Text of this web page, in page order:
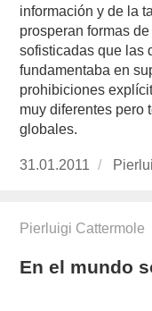
información y de la
prosperan formas
sofisticadas que las
fundamentaba en
prohibiciones
muy diferentes pero
globales.
Publicado
31.01.2011
Pierluigi Cattermole
En el mundo